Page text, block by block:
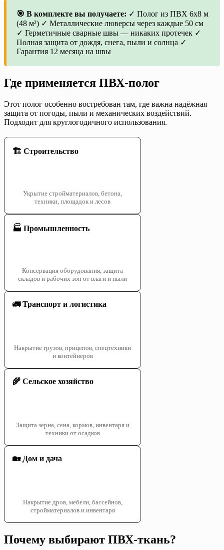
🎯 В комплекте вы получаете: ✓ Полог из ПВХ 6х8 м
(48 м²) ✓ Металлические люверсы через каждые 50 см
✓ Герметичные сварные швы — никаких протечек ✓
Полная защита от дождя, снега, пыли и солнца ✓
Гарантия 12 месяца на швы
Где применяется ПВХ-полог
Этот полог особенно востребован там, где важна надёжная
защита от погоды, пыли и механических воздействий.
Подходит для круглогодичного использования.
🏗️ Строительство
Укрытие стройматериалов, бетона,
техники, площадок и лесов
🏭 Промышленность
Консервация оборудования, защита
складов и рабочих зон от влаги и пыли
🚛 Транспорт и логистика
Накрытие грузов, прицепов, спецтехники
и контейнеров
🌾 Сельское хозяйство
Защита зерна, сена, кормов, инвентаря и
техники от осадков
🏡 Дом и дача
Накрытие дров, мебели, бассейнов,
стройматериалов и инвентаря
Почему выбирают ПВХ-ткань?